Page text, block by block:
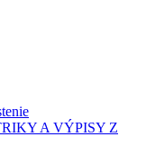
A VÝPISY Z